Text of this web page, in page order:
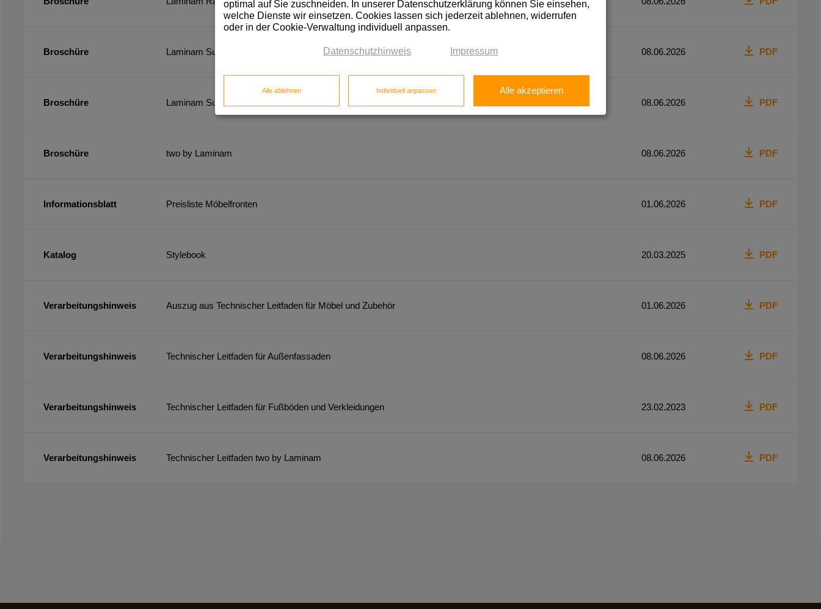
Broschüre Laminam Supernova 08.06.2026 PDF
Broschüre Laminam Surfaces Book 2026 08.06.2026 PDF
Broschüre two by Laminam 08.06.2026 PDF
Informationsblatt Preisliste Möbelfronten 01.06.2026 PDF
Katalog Stylebook 20.03.2025 PDF
Verarbeitungshinweis Auszug aus Technischer Leitfaden für Möbel und Zubehör 01.06.2026 PDF
Verarbeitungshinweis Technischer Leitfaden für Außenfassaden 08.06.2026 PDF
Verarbeitungshinweis Technischer Leitfaden für Fußböden und Verkleidungen 23.02.2023 PDF
Verarbeitungshinweis Technischer Leitfaden two by Laminam 08.06.2026 PDF
optimal auf Sie zuschneiden. In unserer Datenschutzerklärung können Sie einsehen,
welche Dienste wir einsetzen. Cookies lassen sich jederzeit ablehnen, widerrufen
oder in der Cookie-Verwaltung individuell anpassen.
Datenschutzhinweis Impressum
Alle ablehnen Individuell anpassen Alle akzeptieren